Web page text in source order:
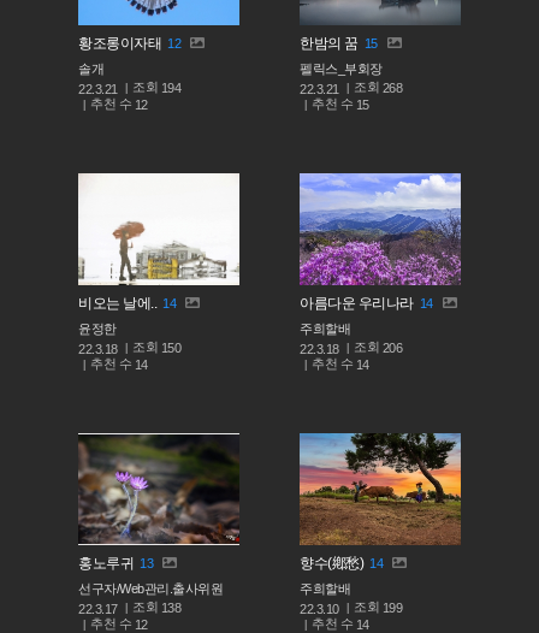
황조롱이자태 12
솔개
22.3.21
조회 194
추천 수 12
한밤의 꿈 15
펠릭스_부회장
22.3.21
조회 268
추천 수 15
비오는 날에.. 14
윤정한
22.3.18
조회 150
추천 수 14
아름다운 우리나라 14
주희할배
22.3.18
조회 206
추천 수 14
홍노루귀
13
선구자/Web관리.출사위원
22.3.17
조회 138
추천 수 12
향수(鄕愁) 14
주희할배
22.3.10
조회 199
추천 수 14